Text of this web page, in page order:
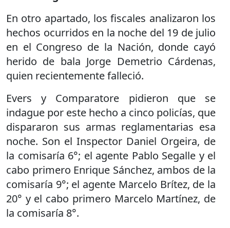
En otro apartado, los fiscales analizaron los
hechos ocurridos en la noche del 19 de julio
en el Congreso de la Nación, donde cayó
herido de bala Jorge Demetrio Cárdenas,
quien recientemente falleció.
Evers y Comparatore pidieron que se
indague por este hecho a cinco policías, que
dispararon sus armas reglamentarias esa
noche. Son el Inspector Daniel Orgeira, de
la comisaría 6°; el agente Pablo Segalle y el
cabo primero Enrique Sánchez, ambos de la
comisaría 9°; el agente Marcelo Brítez, de la
20° y el cabo primero Marcelo Martínez, de
la comisaría 8°.